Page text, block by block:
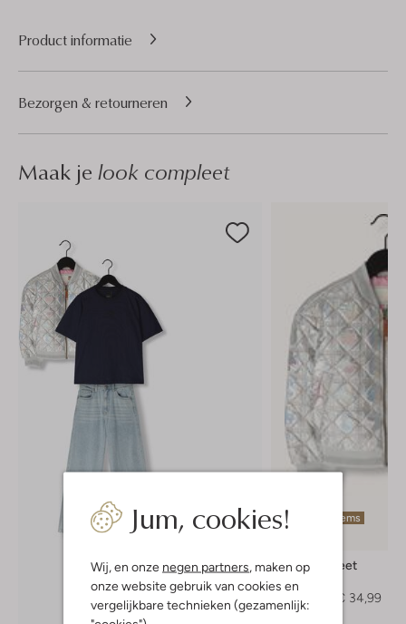
Jum, cookies!
Wij, en onze negen partners , maken op
onze website gebruik van cookies en
vergelijkbare technieken (gezamenlijk:
Product informatie
Bezorgen & retourneren
Maak je look compleet
Laatste items
Moodstreet
Jack
€ 69,99
€ 34,99